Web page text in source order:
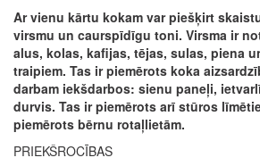
Ar vienu kārtu kokam var piešķirt
virsmu un caurspīdīgu toni. Virsma ir
alus, kolas, kafijas, tējas, sulas, piena
traipiem. Tas ir piemērots koka
darbam iekšdarbos: sienu paneļi,
durvis. Tas ir piemērots arī stūros
piemērots bērnu rotaļlietām.
PRIEKŠROCĪBAS